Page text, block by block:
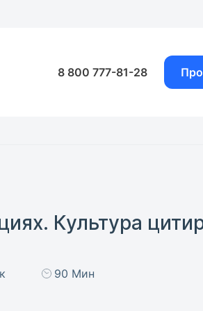
8 800 777-81-28
Культура
90 Мин